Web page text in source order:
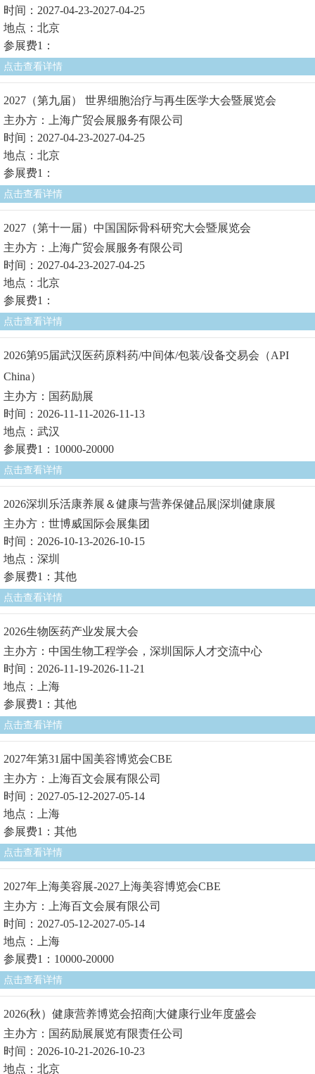
时间：2027-04-23-2027-04-25
地点：北京
参展费1：
点击查看详情
2027（第九届） 世界细胞治疗与再生医学大会暨展览会
主办方：上海广贸会展服务有限公司
时间：2027-04-23-2027-04-25
地点：北京
参展费1：
点击查看详情
2027（第十一届）中国国际骨科研究大会暨展览会
主办方：上海广贸会展服务有限公司
时间：2027-04-23-2027-04-25
地点：北京
参展费1：
点击查看详情
2026第95届武汉医药原料药/中间体/包装/设备交易会（API
China）
主办方：国药励展
时间：2026-11-11-2026-11-13
地点：武汉
参展费1：10000-20000
点击查看详情
2026深圳乐活康养展＆健康与营养保健品展|深圳健康展
主办方：世博威国际会展集团
时间：2026-10-13-2026-10-15
地点：深圳
参展费1：其他
点击查看详情
2026生物医药产业发展大会
主办方：中国生物工程学会，深圳国际人才交流中心
时间：2026-11-19-2026-11-21
地点：上海
参展费1：其他
点击查看详情
2027年第31届中国美容博览会CBE
主办方：上海百文会展有限公司
时间：2027-05-12-2027-05-14
地点：上海
参展费1：其他
点击查看详情
2027年上海美容展-2027上海美容博览会CBE
主办方：上海百文会展有限公司
时间：2027-05-12-2027-05-14
地点：上海
参展费1：10000-20000
点击查看详情
2026(秋）健康营养博览会招商|大健康行业年度盛会
主办方：国药励展展览有限责任公司
时间：2026-10-21-2026-10-23
地点：北京